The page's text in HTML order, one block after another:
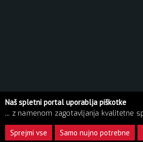
© 2026 Pekarna | Vse
Naš spletni portal uporablja piškotke
... z namenom zagotavljanja kvalitetne
Sprejmi vse
Samo nujno potrebne